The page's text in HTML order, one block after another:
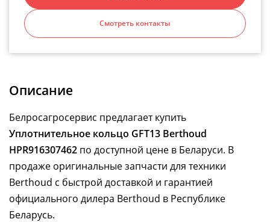
Смотреть контакты
Описание
Белросагросервис предлагает купить
Уплотнительное кольцо GFT13 Berthoud
HPR916307462 по доступной цене в Беларуси. В
продаже оригинальные запчасти для техники
Berthoud с быстрой доставкой и гарантией
официального дилера Berthoud в Республике
Беларусь.